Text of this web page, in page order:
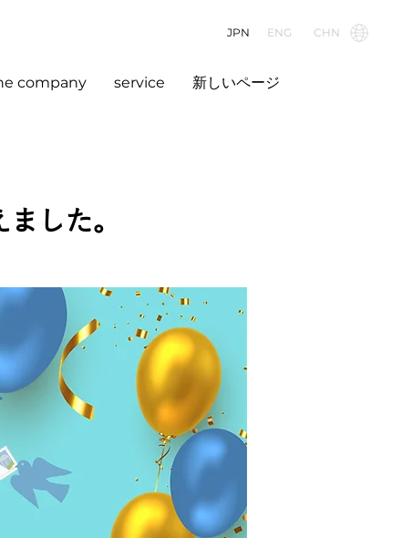
JPN ENG CHN
company service 新しいページ
した。